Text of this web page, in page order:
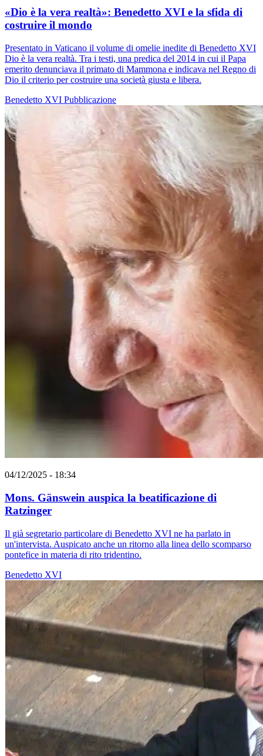
«Dio è la vera realtà»: Benedetto XVI e la sfida di
costruire il mondo
Presentato in Vaticano il volume di omelie inedite di Benedetto XVI
Dio è la vera realtà. Tra i testi, una predica del 2014 in cui il Papa
emerito denunciava il primato di Mammona e indicava nel Regno di
Dio il criterio per costruire una società giusta e libera.
Benedetto XVI Pubblicazione
04/12/2025 - 18:34
Mons. Gänswein auspica la beatificazione di
Ratzinger
Il già segretario particolare di Benedetto XVI ne ha parlato in
un'intervista. Auspicato anche un ritorno alla linea dello scomparso
pontefice in materia di rito tridentino.
Benedetto XVI